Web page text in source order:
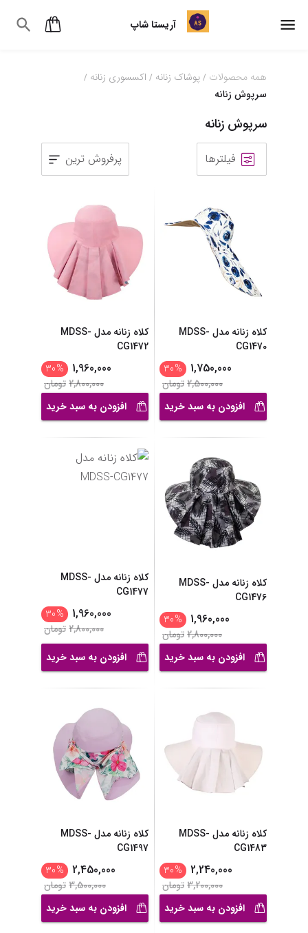
آریستا شاپ
همه محصولات / پوشاک زنانه / اکسسوری زنانه /
سرپوش زنانه
سرپوش زنانه
فیلترها پرفروش ترین
کلاه زنانه مدل MDSS-
CG1470
1,750,000
%
30
2,500,000تومان
افزودن به سبد خرید
کلاه زنانه مدل MDSS-
CG1472
1,960,000
%
30
2,800,000تومان
افزودن به سبد خرید
کلاه زنانه مدل MDSS-
CG1476
1,960,000
%
30
2,800,000تومان
افزودن به سبد خرید
کلاه زنانه مدل MDSS-
CG1477
1,960,000
%
30
2,800,000تومان
افزودن به سبد خرید
کلاه زنانه مدل MDSS-
CG1483
2,240,000
%
30
3,200,000تومان
افزودن به سبد خرید
کلاه زنانه مدل MDSS-
CG1497
2,450,000
%
30
3,500,000تومان
افزودن به سبد خرید